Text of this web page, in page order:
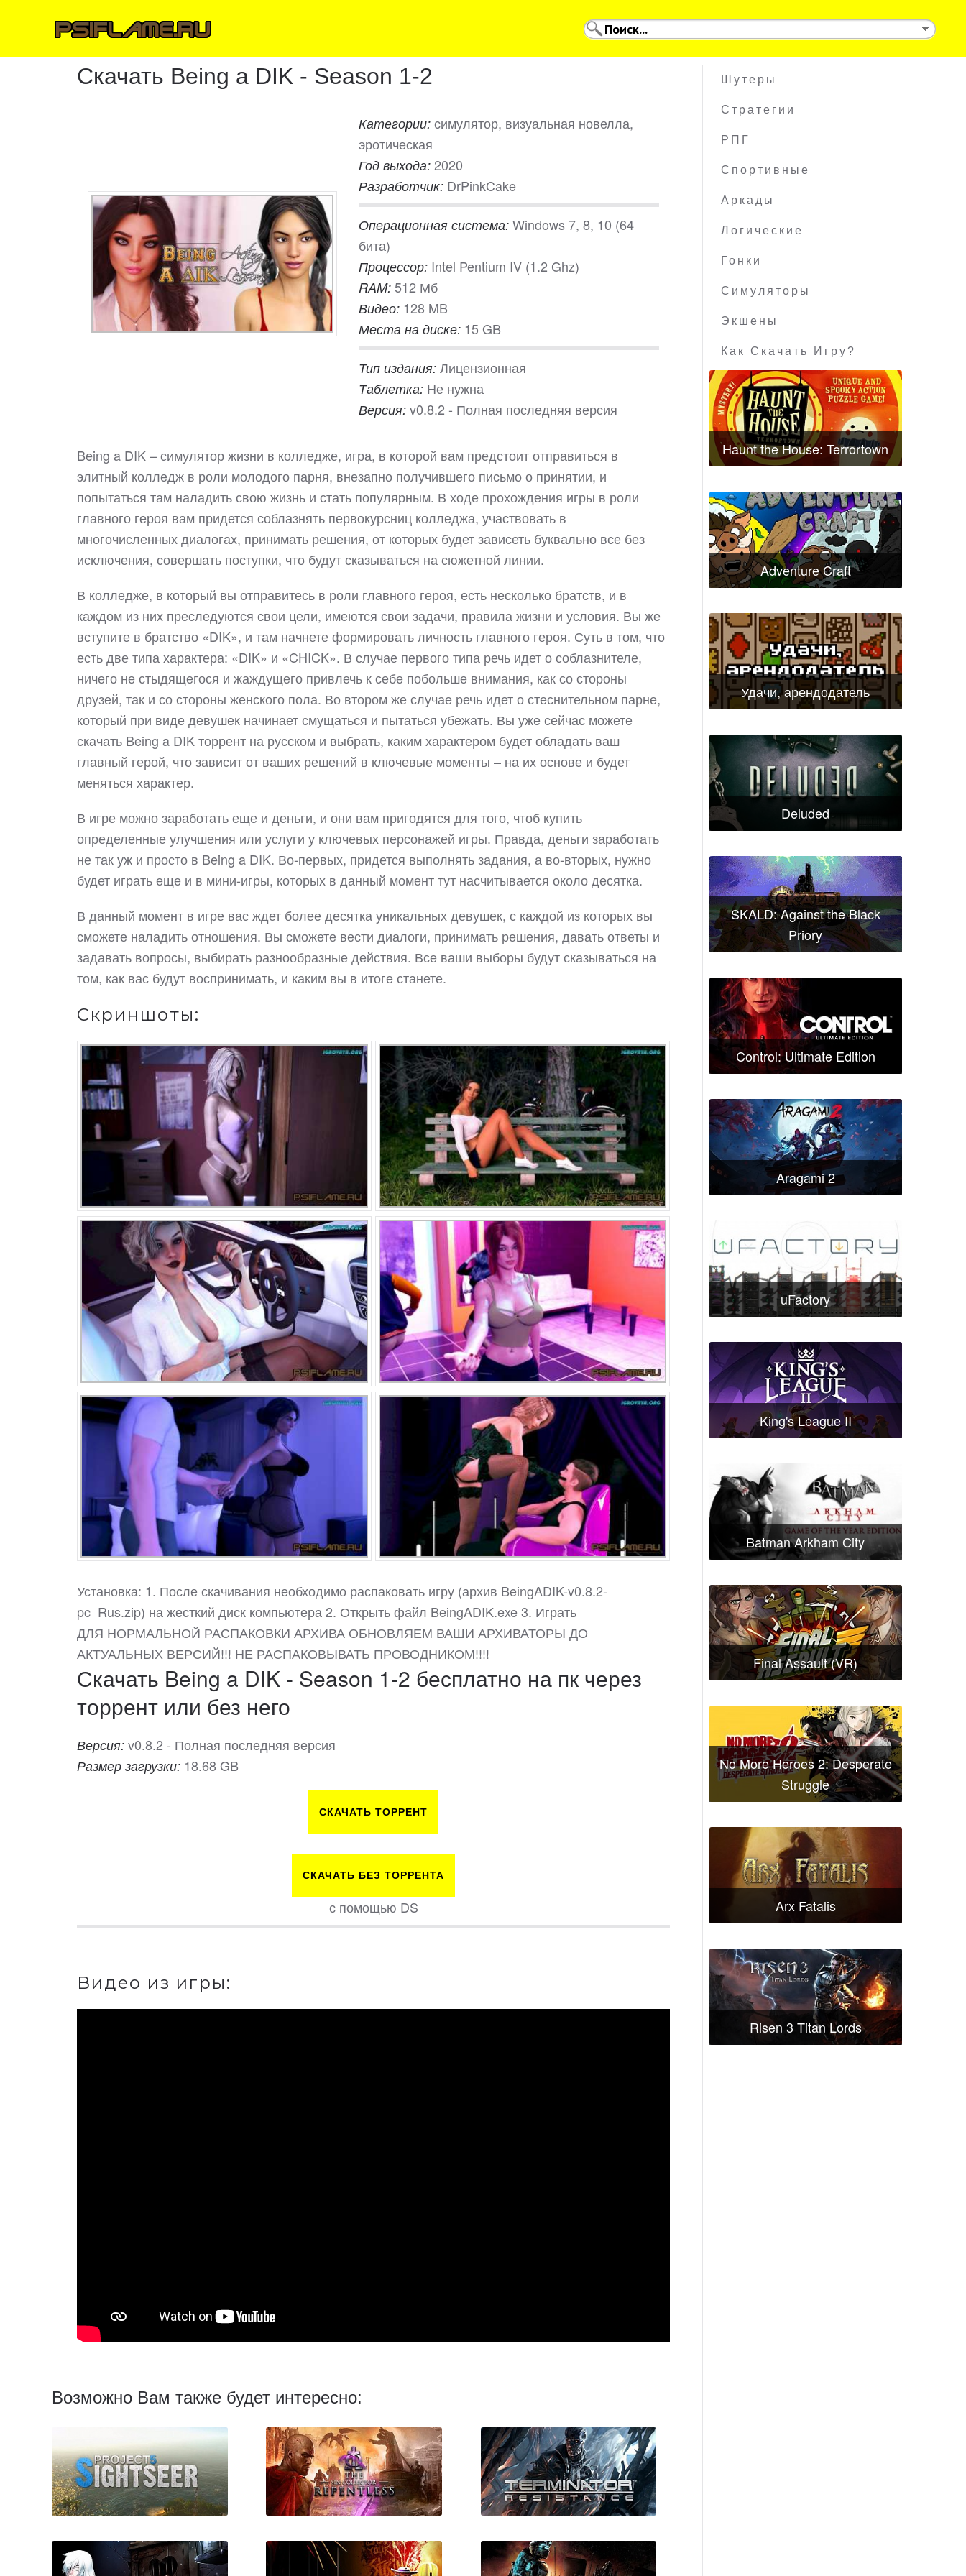
Скачать Being a DIK - Season 1-2
Категории: симулятор, визуальная новелла,
эротическая
Год выхода: 2020
Разработчик: DrPinkCake
Операционная система: Windows 7, 8, 10 (64
бита)
Процессор: Intel Pentium IV (1.2 Ghz)
RAM: 512 Мб
Видео: 128 MB
Места на диске: 15 GB
Тип издания: Лицензионная
Таблетка: Не нужна
Версия: v0.8.2 - Полная последняя версия
Being a DIK – симулятор жизни в колледже, игра, в которой вам предстоит отправиться в
элитный колледж в роли молодого парня, внезапно получившего письмо о принятии, и
попытаться там наладить свою жизнь и стать популярным. В ходе прохождения игры в роли
главного героя вам придется соблазнять первокурсниц колледжа, участвовать в
многочисленных диалогах, принимать решения, от которых будет зависеть буквально все без
исключения, совершать поступки, что будут сказываться на сюжетной линии.
В колледже, в который вы отправитесь в роли главного героя, есть несколько братств, и в
каждом из них преследуются свои цели, имеются свои задачи, правила жизни и условия. Вы же
вступите в братство «DIK», и там начнете формировать личность главного героя. Суть в том, что
есть две типа характера: «DIK» и «CHICK». В случае первого типа речь идет о соблазнителе,
ничего не стыдящегося и жаждущего привлечь к себе побольше внимания, как со стороны
друзей, так и со стороны женского пола. Во втором же случае речь идет о стеснительном парне,
который при виде девушек начинает смущаться и пытаться убежать. Вы уже сейчас можете
скачать Being a DIK торрент на русском и выбрать, каким характером будет обладать ваш
главный герой, что зависит от ваших решений в ключевые моменты – на их основе и будет
меняться характер.
В игре можно заработать еще и деньги, и они вам пригодятся для того, чтоб купить
определенные улучшения или услуги у ключевых персонажей игры. Правда, деньги заработать
не так уж и просто в Being a DIK. Во-первых, придется выполнять задания, а во-вторых, нужно
будет играть еще и в мини-игры, которых в данный момент тут насчитывается около десятка.
В данный момент в игре вас ждет более десятка уникальных девушек, с каждой из которых вы
сможете наладить отношения. Вы сможете вести диалоги, принимать решения, давать ответы и
задавать вопросы, выбирать разнообразные действия. Все ваши выборы будут сказываться на
том, как вас будут воспринимать, и каким вы в итоге станете.
Скриншоты:
Установка: 1. После скачивания необходимо распаковать игру (архив BeingADIK-v0.8.2-
pc_Rus.zip) на жесткий диск компьютера 2. Открыть файл BeingADIK.exe 3. Играть
ДЛЯ НОРМАЛЬНОЙ РАСПАКОВКИ АРХИВА ОБНОВЛЯЕМ ВАШИ АРХИВАТОРЫ ДО
АКТУАЛЬНЫХ ВЕРСИЙ!!! НЕ РАСПАКОВЫВАТЬ ПРОВОДНИКОМ!!!!
Скачать Being a DIK - Season 1-2 бесплатно на пк через
торрент или без него
Версия: v0.8.2 - Полная последняя версия
Размер загрузки: 18.68 GB
СКАЧАТЬ ТОРРЕНТ
СКАЧАТЬ БЕЗ ТОРРЕНТА
с помощью DS
Видео из игры:
Возможно Вам также будет интересно:
Шутеры
Стратегии
РПГ
Спортивные
Аркады
Логические
Гонки
Симуляторы
Экшены
Как Скачать Игру?
Haunt the House: Terrortown
Adventure Craft
Удачи, арендодатель
Deluded
SKALD: Against the Black
Priory
Control: Ultimate Edition
Aragami 2
uFactory
King's League II
Batman Arkham City
Final Assault (VR)
No More Heroes 2: Desperate
Struggle
Arx Fatalis
Risen 3 Titan Lords